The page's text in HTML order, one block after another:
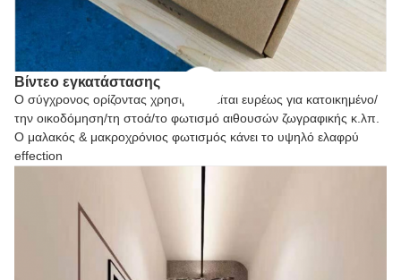
Βίντεο εγκατάστασης
Ο σύγχρονος ορίζοντας χρησιμοποιείται ευρέως για κατοικημένο/
την οικοδόμηση/τη στοά/το φωτισμό αιθουσών ζωγραφικής κ.λπ.
Ο μαλακός & μακροχρόνιος φωτισμός κάνει το υψηλό ελαφρύ
effection